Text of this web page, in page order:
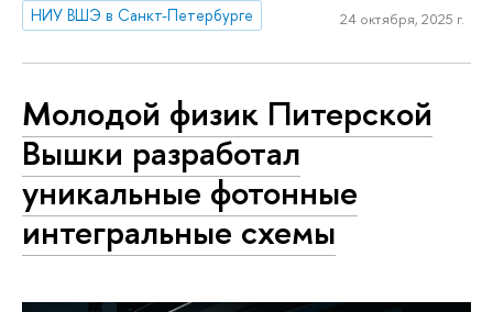
НИУ ВШЭ в Санкт-Петербурге
24 октября, 2025 г.
Молодой физик Питерской
Вышки разработал
уникальные фотонные
интегральные схемы